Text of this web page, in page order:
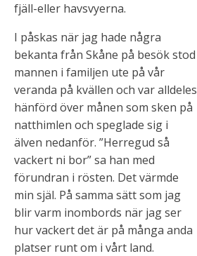
fjäll-eller havsvyerna.
I påskas när jag hade några
bekanta från Skåne på besök stod
mannen i familjen ute på vår
veranda på kvällen och var alldeles
hänförd över månen som sken på
natthimlen och speglade sig i
älven nedanför. ”Herregud så
vackert ni bor” sa han med
förundran i rösten. Det värmde
min själ. På samma sätt som jag
blir varm inombords när jag ser
hur vackert det är på många anda
platser runt om i vårt land.